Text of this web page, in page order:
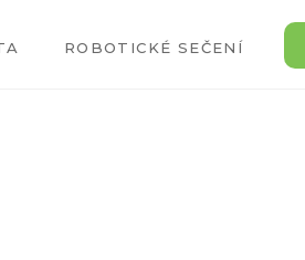
ROBOTICKÉ SEČENÍ